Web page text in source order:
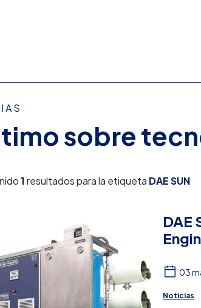
sobre
1resultados para la etiqueta DAE SUN
DAE
03
Noticias